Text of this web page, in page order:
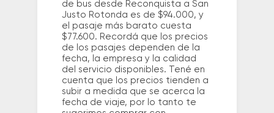
de bus desde Reconquista a San
Justo Rotonda es de $94.000, y
el pasaje más barato cuesta
$77.600. Recordá que los precios
de los pasajes dependen de la
fecha, la empresa y la calidad
del servicio disponibles. Tené en
cuenta que los precios tienden a
subir a medida que se acerca la
fecha de viaje, por lo tanto te